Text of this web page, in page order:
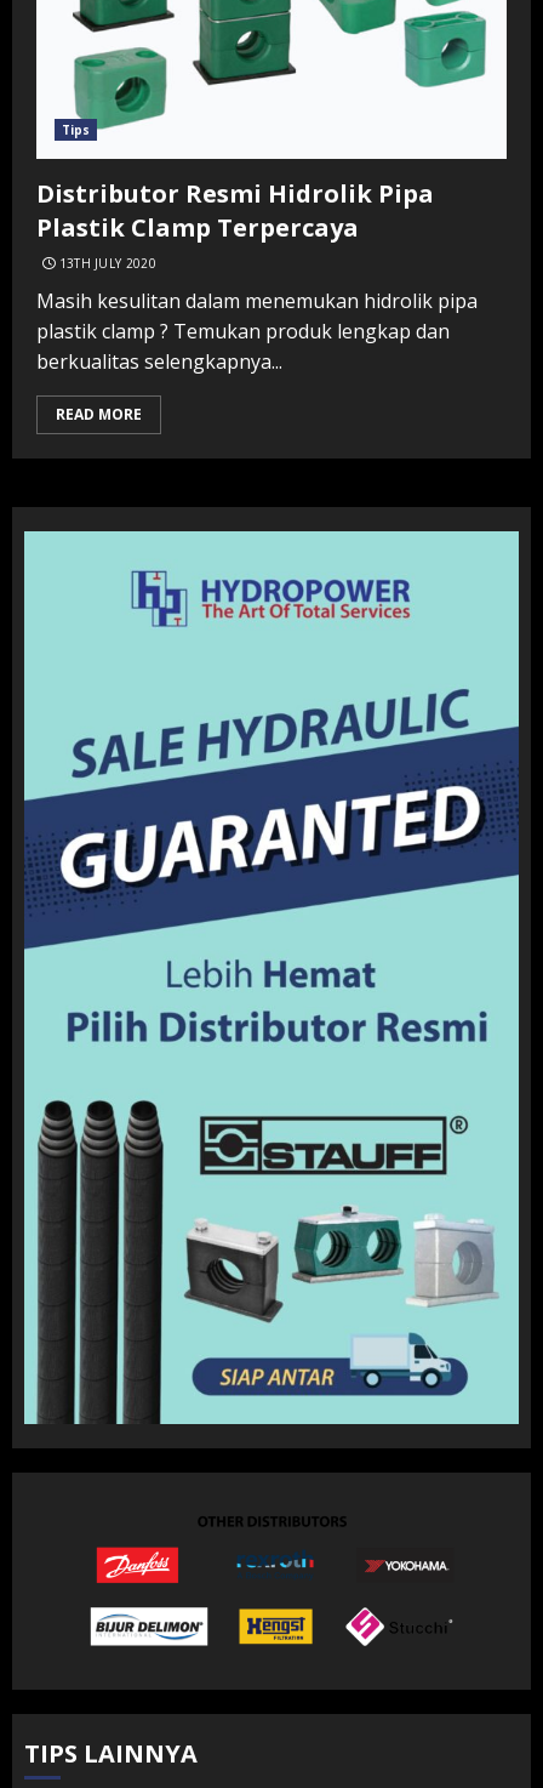
Tips
Distributor Resmi Hidrolik Pipa
Plastik Clamp Terpercaya
13TH JULY 2020
Masih kesulitan dalam menemukan hidrolik pipa
plastik clamp ? Temukan produk lengkap dan
berkualitas selengkapnya...
READ MORE
TIPS LAINNYA